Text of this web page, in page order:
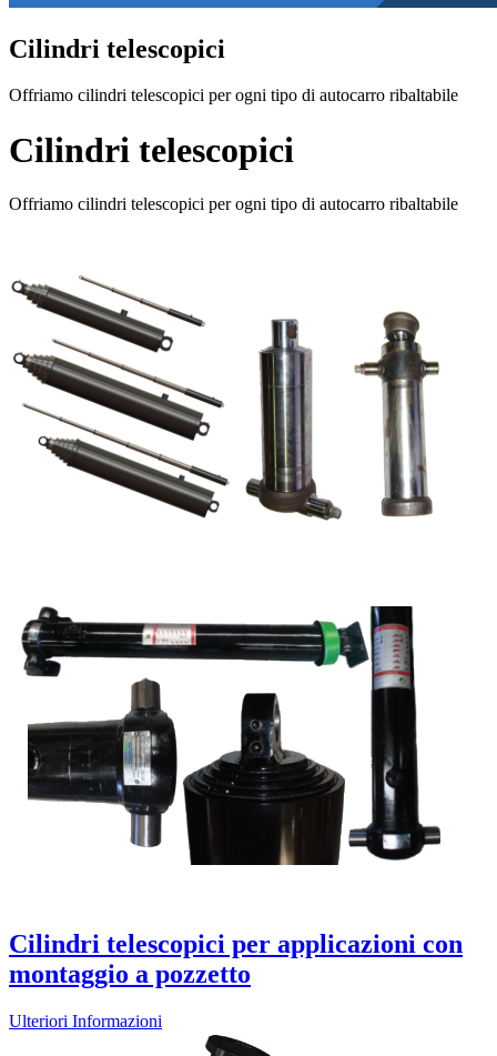
Cilindri telescopici
Offriamo cilindri telescopici per ogni tipo di autocarro ribaltabile
Cilindri telescopici
Offriamo cilindri telescopici per ogni tipo di autocarro ribaltabile
Cilindri telescopici per applicazioni con
montaggio a pozzetto
Ulteriori Informazioni